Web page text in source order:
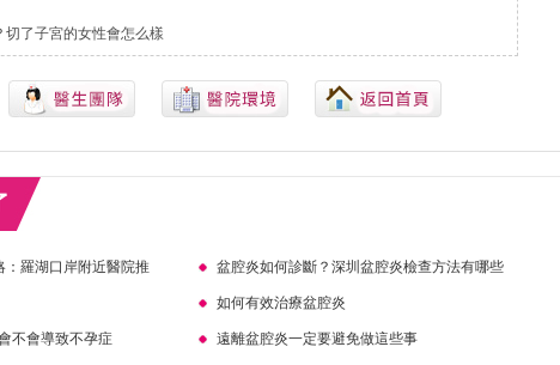
了子宮的女性會怎么樣
羅湖口岸附近醫院推 盆腔炎如何診斷？深圳盆腔炎檢查方法有哪些
如何有效治療盆腔炎
不會導致不孕症 遠離盆腔炎一定要避免做這些事